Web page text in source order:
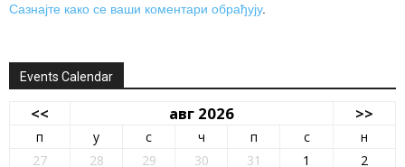
Сазнајте како се ваши коментари обрађују.
Events Calendar
<< авг 2026 >>
п у с ч п с
н
27
28 29 30 31 1
2